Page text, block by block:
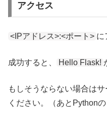
アクセス
<IPアドレス>:<ポート> に
成功すると、 Hello Flask!
もしそうならない場合は
ください。（あとPythonの